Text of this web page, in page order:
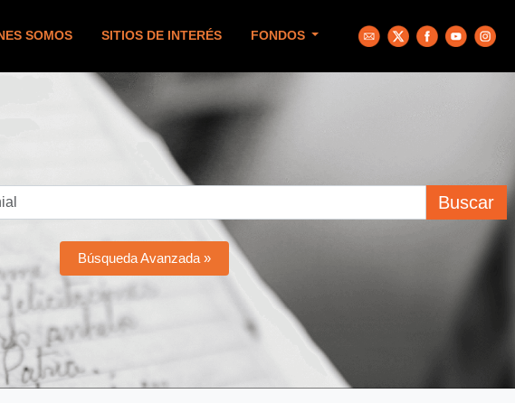
SOMOS SITIOS DE INTERÉS FONDOS
Buscar
Búsqueda Avanzada »